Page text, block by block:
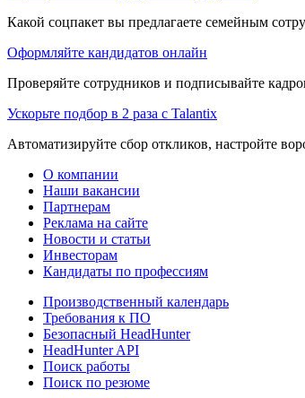
Какой соцпакет вы предлагаете семейным
Оформляйте кандидатов онлайн
Проверяйте сотрудников и подписывайте
Ускорьте подбор в 2 раза с Talantix
Автоматизируйте сбор откликов, настройте
О компании
Наши вакансии
Партнерам
Реклама на сайте
Новости и статьи
Инвесторам
Кандидаты по профессиям
Производственный календарь
Требования к ПО
Безопасный HeadHunter
HeadHunter API
Поиск работы
Поиск по резюме